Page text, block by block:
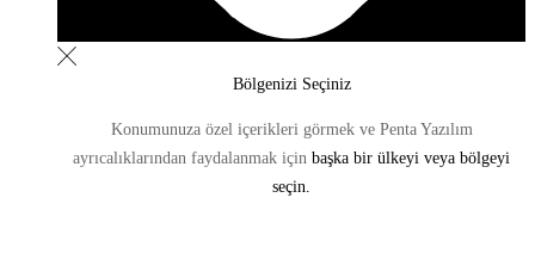
Bölgenizi Seçiniz
Konumunuza özel içerikleri görmek ve Penta Yazılım
ayrıcalıklarından faydalanmak için başka bir ülkeyi veya bölgeyi
seçin.